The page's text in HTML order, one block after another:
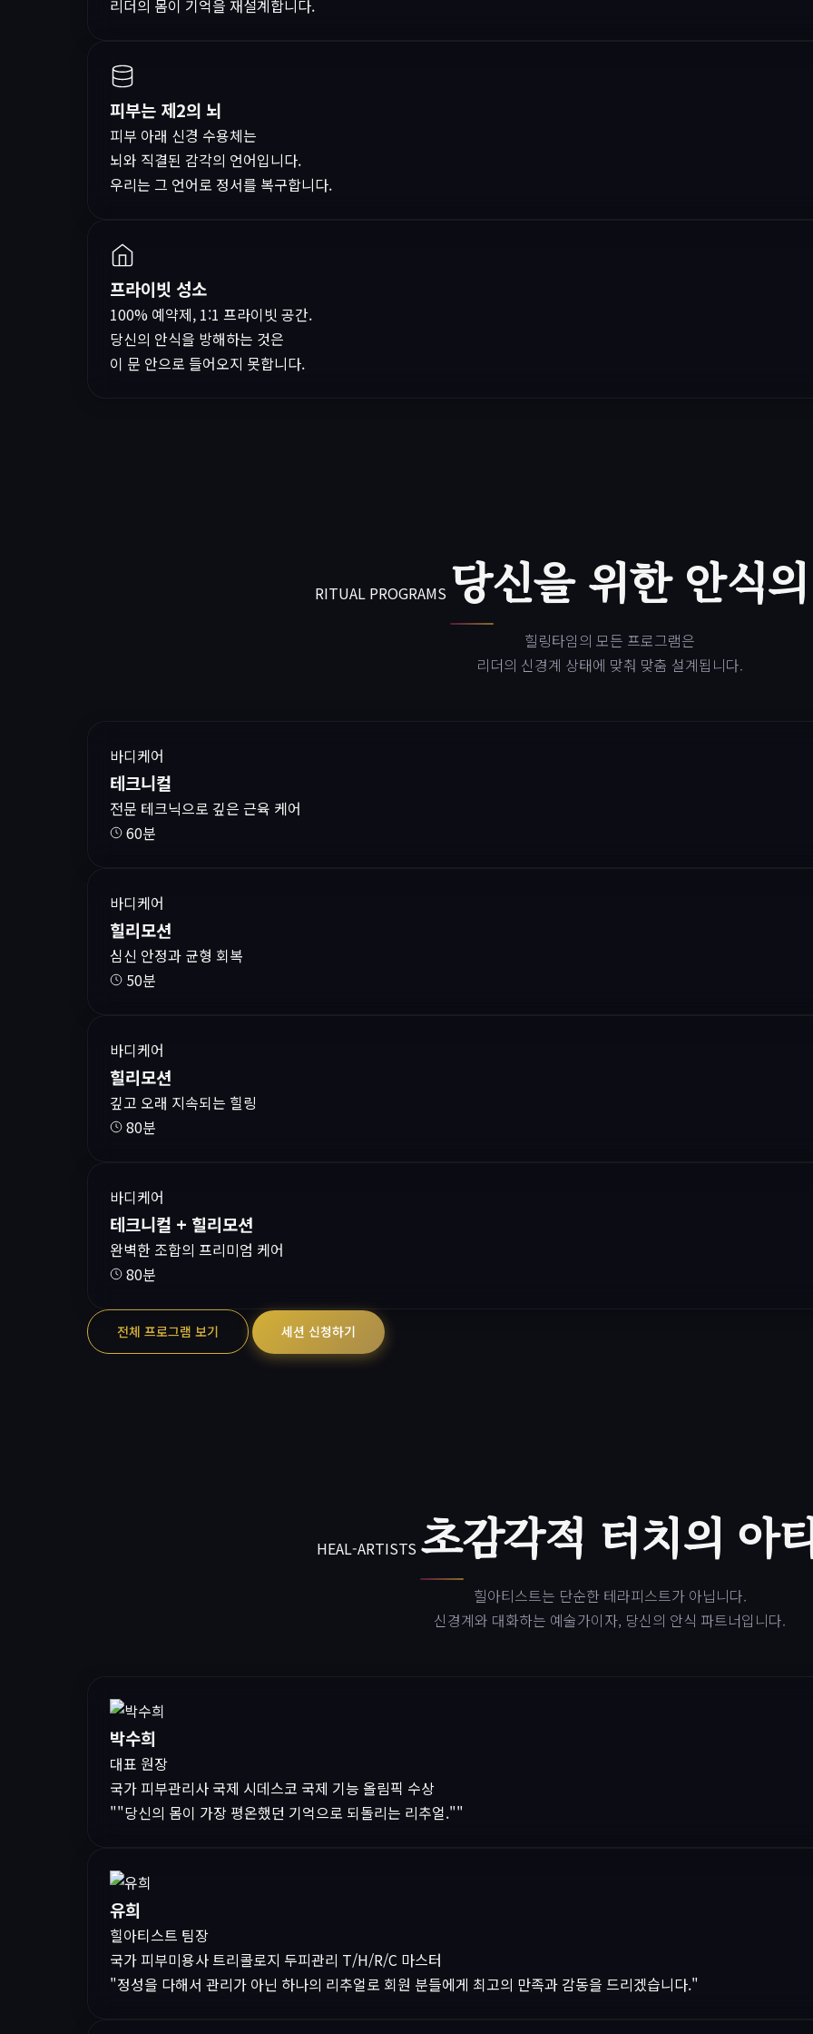
리더의 몸이 기억을 재설계합니다.
피부는 제2의 뇌
피부 아래 신경 수용체는
뇌와 직결된 감각의 언어입니다.
우리는 그 언어로 정서를 복구합니다.
프라이빗 성소
100% 예약제, 1:1 프라이빗 공간.
당신의 안식을 방해하는 것은
이 문 안으로 들어오지 못합니다.
RITUAL PROGRAMS 당신을 위한 안식
힐링타임의 모든 프로그램은
리더의 신경계 상태에 맞춰 맞춤 설계됩니다.
바디케어
테크니컬
전문 테크닉으로 깊은 근육 케어
60분
바디케어
힐리모션
심신 안정과 균형 회복
50분
바디케어
힐리모션
깊고 오래 지속되는 힐링
80분
바디케어
테크니컬 + 힐리모션
완벽한 조합의 프리미엄 케어
80분
전체 프로그램 보기 세션 신청하기
HEAL-ARTISTS 초감각적 터치의 아
힐아티스트는 단순한 테라피스트가 아닙니다.
신경계와 대화하는 예술가이자, 당신의 안식 파트너입니다.
박수희
대표 원장
국가 피부관리사 국제 시데스코 국제 기능 올림픽 수상
"​"당신의 몸이 가장 평온했던 기억으로 되돌리는 리추얼.""
유희
힐아티스트 팀장
국가 피부미용사트리콜로지 두피관리 T/H/R/C 마스터
"정성을 다해서 관리가 아닌 하나의 리추얼로 회원 분들에게 최고의 만족과 감동을 드리겠습니다."